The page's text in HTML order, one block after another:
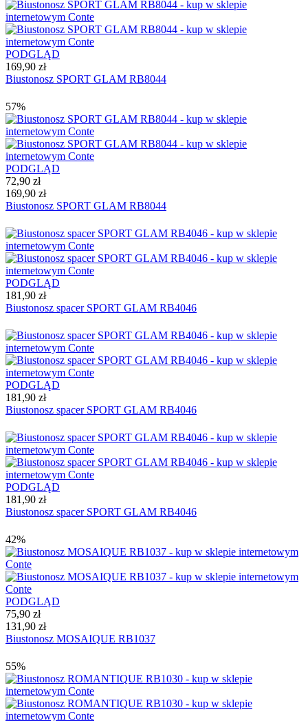
PODGLĄD
169,90 zł
Biustonosz SPORT GLAM RB8044
57%
PODGLĄD
72,90 zł
169,90 zł
Biustonosz SPORT GLAM RB8044
PODGLĄD
181,90 zł
Biustonosz spacer SPORT GLAM RB4046
PODGLĄD
181,90 zł
Biustonosz spacer SPORT GLAM RB4046
PODGLĄD
181,90 zł
Biustonosz spacer SPORT GLAM RB4046
42%
PODGLĄD
75,90 zł
131,90 zł
Biustonosz MOSAIQUE RB1037
55%